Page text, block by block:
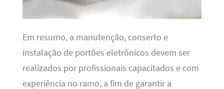
Em resumo, a manutenção, conserto e
instalação de portões eletrônicos devem ser
realizados por profissionais capacitados e com
experiência no ramo, a fim de garantir a